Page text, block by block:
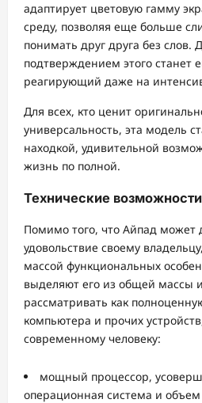
адаптирует цветовую гамму
среду, позволяя еще больше
понимать друг друга без слов.
подтверждением этого станет
реагирующий даже на
Для всех, кто ценит
универсальность, эта модель
находкой, удивительной
жизнь по полной.
Технические возможности
Помимо того, что Айпад может
удовольствие своему
массой функциональных
выделяют его из общей массы
рассматривать как
компьютера и прочих
современному человеку:
мощный процессор,
операционная система и